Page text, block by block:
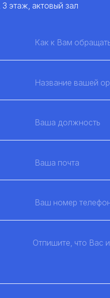
этаж, актовый зал